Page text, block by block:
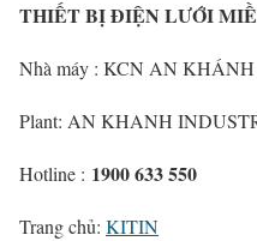
THIẾT BỊ ĐIỆN LƯỚI
Nhà máy : KCN AN
Plant: AN KHANH
Hotline : 1900 633 550
Trang chủ: KITIN